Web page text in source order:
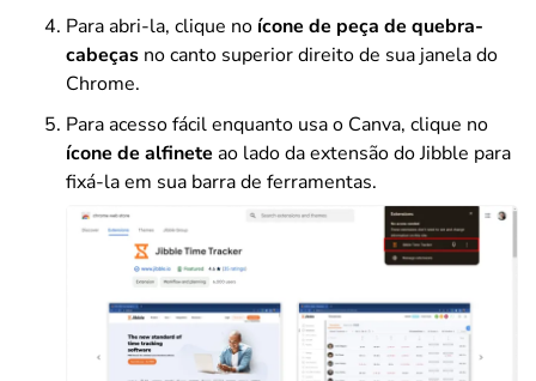
Para abri-la, clique no ícone de peça de quebra-
cabeças no canto superior direito de sua janela do
Chrome.
Para acesso fácil enquanto usa o Canva, clique no
ícone de alfinete ao lado da extensão do Jibble para
fixá-la em sua barra de ferramentas.